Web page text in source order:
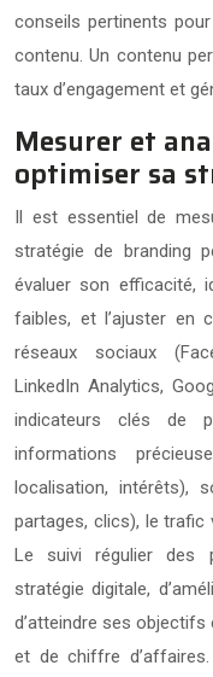
conseils pertinents
contenu. Un contenu
taux d’engagement et
Mesurer et
optimiser sa
Il est essentiel de
stratégie de branding
évaluer son efficacité,
faibles, et l’ajuster en
réseaux sociaux
LinkedIn Analytics,
indicateurs clés de
informations
localisation, intérêts),
partages, clics), le
Le suivi régulier des
stratégie digitale,
d’atteindre ses
et de chiffre d’affaires.